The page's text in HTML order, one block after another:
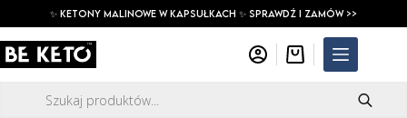
treści
✨ ketony malinowe w kapsułkach ✨ SPRAWDŹ I ZAMÓW >>
Koszyk
produktów